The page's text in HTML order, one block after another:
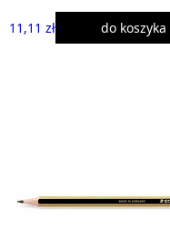
11,11 zł do koszyka